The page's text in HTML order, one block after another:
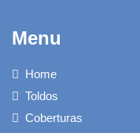
Menu
Home
Toldos
Coberturas